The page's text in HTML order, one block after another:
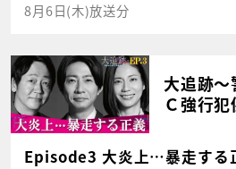
8月6日(木)放送分
大追跡～
Ｃ強行
Episode3 大炎上…暴走する